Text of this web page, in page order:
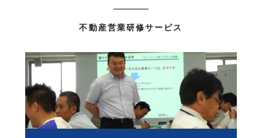
不動産営業研修サービス